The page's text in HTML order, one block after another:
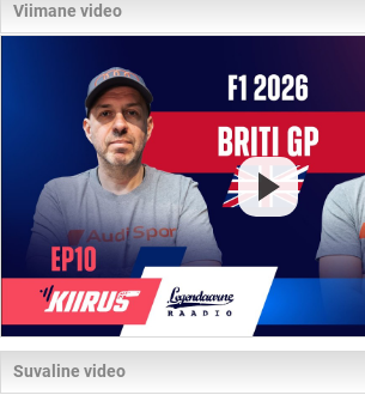
Viimane video
Suvaline video